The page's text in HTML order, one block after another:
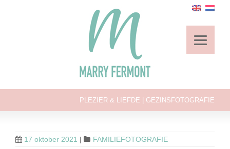
PLEZIER & LIEFDE | GEZINSFOTOGRAFIE
17 oktober 2021 | FAMILIEFOTOGRAFIE